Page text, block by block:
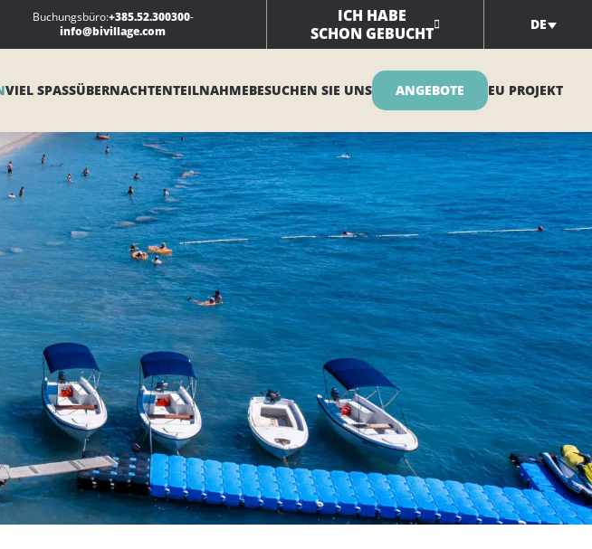
Buchungsbüro:+385.52.300300-
info@bivillage.com
ICH HABE
SCHON GEBUCHT
DE
VIEL SPASS ÜBERNACHTENTEILNAHMEBESUCHEN SIE UNS ANGEBOTE EU PROJEKT